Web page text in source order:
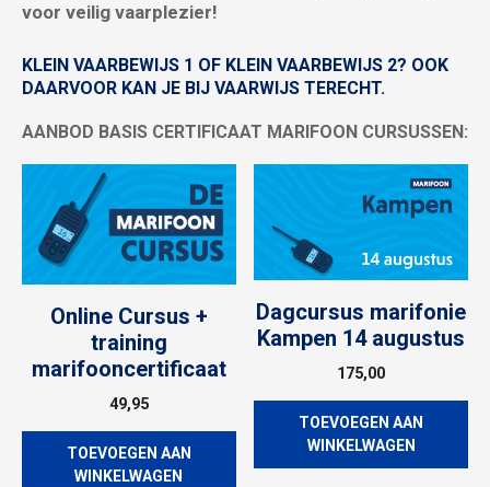
voor veilig vaarplezier!
KLEIN VAARBEWIJS 1 OF KLEIN VAARBEWIJS 2? OOK
DAARVOOR KAN JE BIJ VAARWIJS TERECHT.
AANBOD BASIS CERTIFICAAT MARIFOON CURSUSSEN:
Online Cursus +
training
marifooncertificaat
49,95
TOEVOEGEN AAN
WINKELWAGEN
Dagcursus marifonie
Kampen 14 augustus
175,00
TOEVOEGEN AAN
WINKELWAGEN